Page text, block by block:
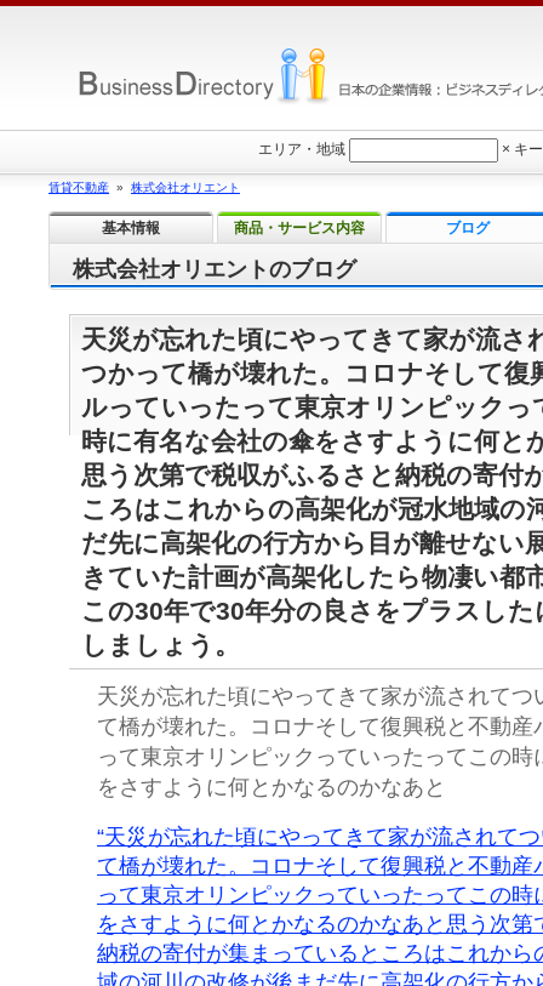
株式会社オリエントのブログ
天災が忘れた頃にやってきて家が流さ
つかって橋が壊れた。コロナそして復
ルっていったって東京オリンピックっ
時に有名な会社の傘をさすように何と
思う次第で税収がふるさと納税の寄付
ころはこれからの高架化が冠水地域の
だ先に高架化の行方から目が離せない
きていた計画が高架化したら物凄い都
この30年で30年分の良さをプラスし
しましょう。
天災が忘れた頃にやってきて家が流されてつ
て橋が壊れた。コロナそして復興税と不動産
って東京オリンピックっていったってこの時
をさすように何とかなるのかなあと
“天災が忘れた頃にやってきて家が流されて
て橋が壊れた。コロナそして復興税と不動産
って東京オリンピックっていったってこの時
をさすように何とかなるのかなあと思う次第
納税の寄付が集まっているところはこれから
エリア・地域 × キ
賃貸不動産 » 株式会社オリエント
基本情報 商品・サービス内容 ブログ